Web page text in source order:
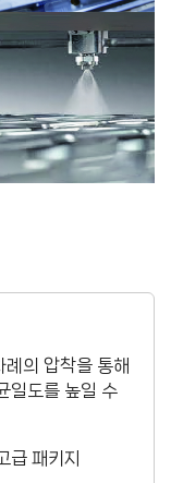
환경 코팅
의 압착을 통해
일도를 높일 수
급 패키지